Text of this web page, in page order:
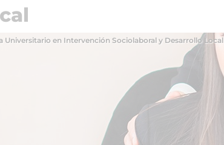
Universitario en Intervención Sociolaboral y Desarrollo Local